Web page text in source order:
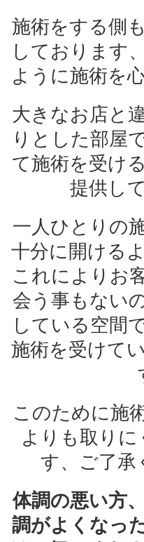
施術をする側
しております
ように施術を
大きなお店と
りとした部屋
て施術を受け
提供し
一人ひとりの
十分に開ける
これによりお
会う事もない
している空間
施術を受けて
このために施
よりも取りに
す、ご了承
体調の悪い方
調がよくなっ